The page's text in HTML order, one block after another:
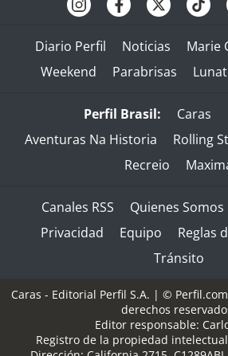
Diario Perfil Noticias Marie
Weekend
Parabrisas
Perfil Brasil: Caras
Aventuras Na Historia
Rolling
Recreio
Canales RSS Quienes Somos
Privacidad
Equipo
Reglas
Tránsito
Caras - Editorial Perfil S.A. | ©
derechos
Editor responsable:
Registro de la propiedad